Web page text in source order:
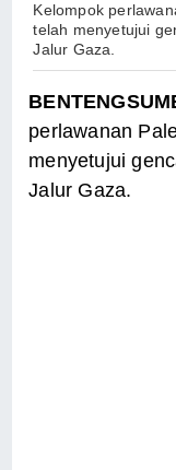
Kelompok
telah menyetujui
Jalur Gaza.
perlawanan
menyetujui
Jalur Gaza.